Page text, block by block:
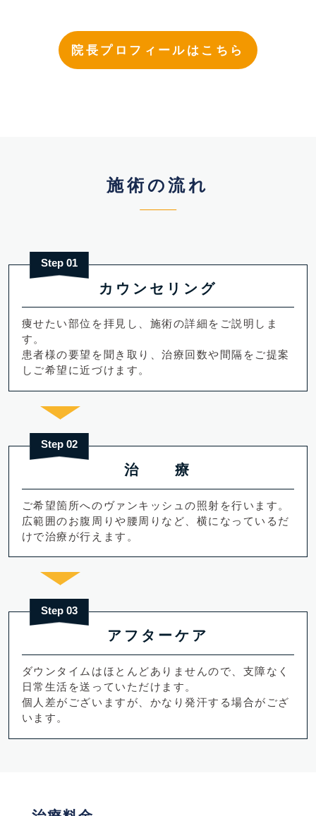
院長プロフィールはこちら
施術の流れ
Step 01
カウンセリング
痩せたい部位を拝見し、施術の詳細をご説明しま
す。
患者様の要望を聞き取り、治療回数や間隔をご提案
しご希望に近づけます。
Step 02
治 療
ご希望箇所へのヴァンキッシュの照射を行います。
広範囲のお腹周りや腰周りなど、横になっているだ
けで治療が行えます。
Step 03
アフターケア
ダウンタイムはほとんどありませんので、支障なく
日常生活を送っていただけます。
個人差がございますが、かなり発汗する場合がござ
います。